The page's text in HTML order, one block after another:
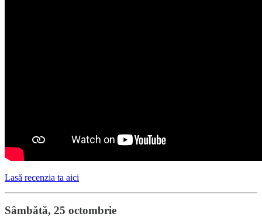
Lasă recenzia ta aici
Sâmbătă, 25 octombrie